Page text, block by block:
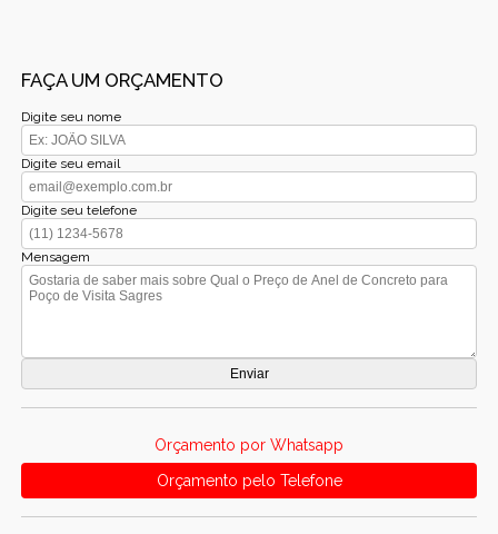
FAÇA UM ORÇAMENTO
Digite seu nome
Digite seu email
Digite seu telefone
Mensagem
Orçamento por Whatsapp
Orçamento pelo Telefone